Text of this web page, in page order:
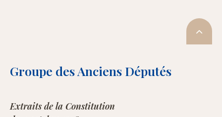
Groupe des Anciens Députés
Extraits de la Constitution